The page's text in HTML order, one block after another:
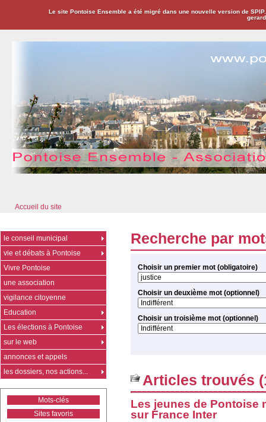
Le site Pontoise Ensemble a été migré dans une nouvelle version de
Accueil du site
Recherche par
Choisir un premier mot (obligatoire)
Choisir un deuxième mot (optionnel)
Choisir un troisième mot (optionnel)
Articles trouvés
Les jeunes de Pontoise
sur France Inter
le conseil municipal
vie et débats à Pontoise
Vivre Pontoise
une association
vigilance citoyenne
Education
Les élections à Pontoise
sur le web
annonces et appels
les dossiers, nos actions...
Mots-clés
Sites favoris